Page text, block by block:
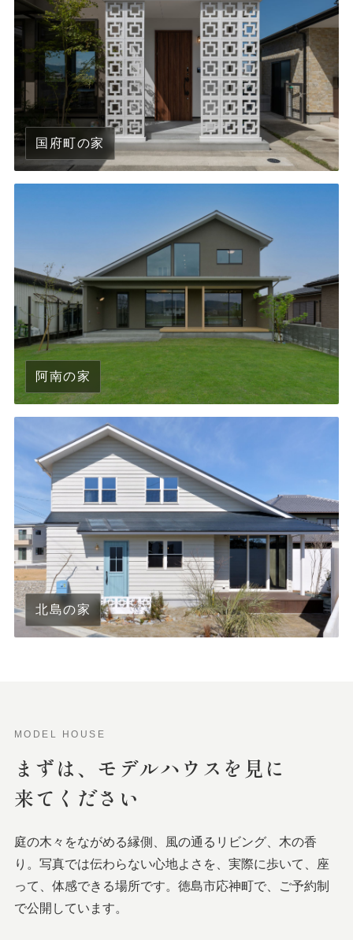
国府町の家
阿南の家
北島の家
MODEL HOUSE
まずは、 モデルハウスを 見に
来てください
庭の木々をながめる縁側、風の通るリビング、木の香
り。写真では伝わらない心地よさを、実際に歩いて、座
って、体感できる場所です。徳島市応神町で、ご予約制
で公開しています。